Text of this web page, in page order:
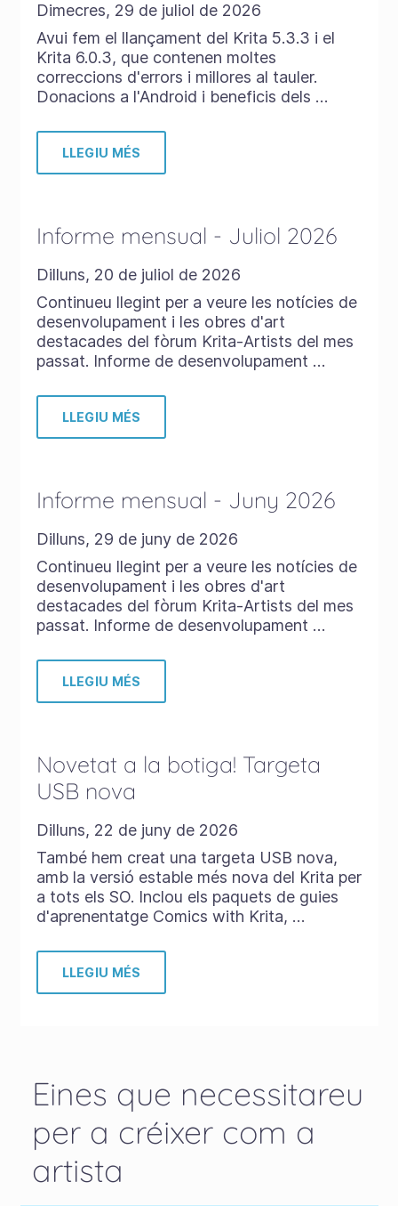
Dimecres, 29 de juliol de 2026
Avui fem el llançament del Krita 5.3.3 i el
Krita 6.0.3, que contenen moltes
correccions d'errors i millores al tauler.
Donacions a l'Android i beneficis dels …
LLEGIU MÉS
Informe mensual - Juliol 2026
Dilluns, 20 de juliol de 2026
Continueu llegint per a veure les notícies de
desenvolupament i les obres d'art
destacades del fòrum Krita-Artists del mes
passat. Informe de desenvolupament …
LLEGIU MÉS
Informe mensual - Juny 2026
Dilluns, 29 de juny de 2026
Continueu llegint per a veure les notícies de
desenvolupament i les obres d'art
destacades del fòrum Krita-Artists del mes
passat. Informe de desenvolupament …
LLEGIU MÉS
Novetat a la botiga! Targeta
USB nova
Dilluns, 22 de juny de 2026
També hem creat una targeta USB nova,
amb la versió estable més nova del Krita per
a tots els SO. Inclou els paquets de guies
d'aprenentatge Comics with Krita, …
LLEGIU MÉS
Eines que necessitareu
per a créixer com a
artista